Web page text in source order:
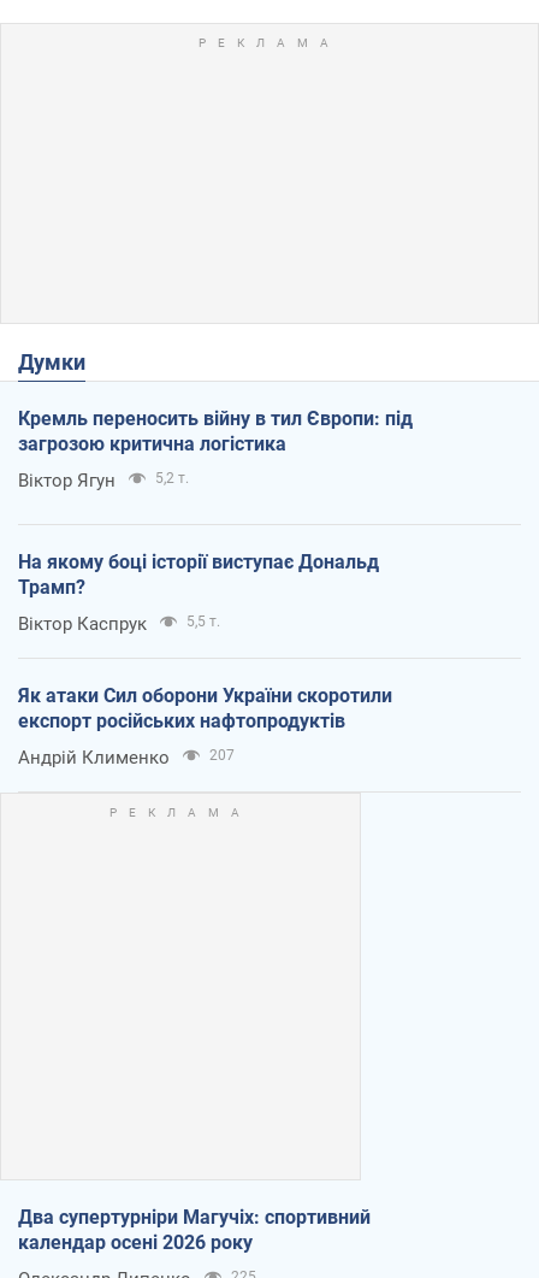
Думки
Кремль переносить війну в тил Європи: під
загрозою критична логістика
Віктор Ягун 5,2 т.
На якому боці історії виступає Дональд
Трамп?
Віктор Каспрук 5,5 т.
Як атаки Сил оборони України скоротили
експорт російських нафтопродуктів
Андрій Клименко 207
Два супертурніри Магучіх: спортивний
календар осені 2026 року